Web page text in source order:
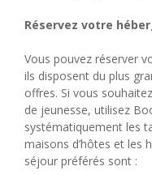
Réservez votre
Vous pouvez réserver
ils disposent du plus
offres. Si vous
de jeunesse, utilisez
systématiquement les
maisons d’hôtes et les
séjour préférés sont :